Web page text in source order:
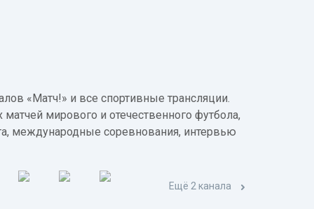
«Матч!» и все спортивные трансляции.
мирового и отечественного футбола,
международные соревнования, интервью
Ещё 2 канала